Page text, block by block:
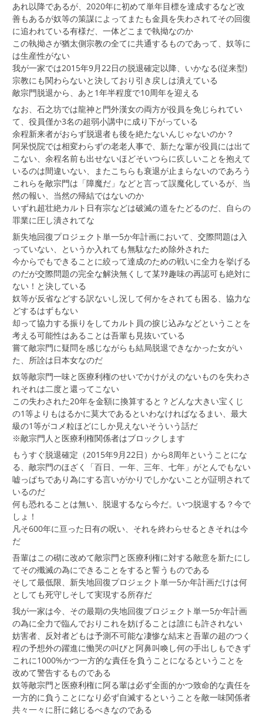
あれ以降であるが、2020年に初めて単年目標を達成するなど改
善もあるが奴等の策謀によってまたも金員を失わされてその回復
に追われている有様だ、一体どこまで執拗なのか
この執拗さが猶太側宗教の全てに共通するものであって、奴等に
は生産性がない
我が一家では2015年9月22日の脱退確定以降、いかなる(従来型)
宗教にも関わらないと決しており引き戻しは潰えている
敵宗門脱退から、あと1年半程度で10周年を迎える
なお、石之坊では龍神と門外漢女の両方が役員を免じられてい
て、役員僅か3名の超弱小講中に成り下がっている
余程新来者がおらず脱退者も後を絶たないんじゃないのか？
阿呆悦院では相変わらずの老老人事で、新たな輩が役員には出て
こない、余程名前も出せないほどそいつらに疚しいことを抱えて
いるのは間違いない、またこちらも衰退が止まらないのであろう
これらを敵宗門は「障魔だ」などと言って誤魔化しているが、当
然の報い、当然の帰結ではないのか
いずれ超壮絶カルト日有宗などは破滅の道をたどるのだ、自らの
罪業に圧し潰されてな
新失地回復プロジェクト単一5か年計画において、交際問題は入
っていない、というか入れても無駄なため除外された
今からでもできることに絞って達成のための戦いに全力を挙げる
のだが交際問題の完全な解決無くして某ｦﾀ趣味の再認可も絶対に
ない！と決している
奴等が反省などする訳ないし況して何かをされても困る、協力な
どするはずもない
却って協力する振りをしてカルト員の捩じ込みなどということを
考える可能性はあることは吾輩も見抜いている
嘗て敵宗門に疑問を感じながらも結局脱退できなかった女がい
た、所詮は日本女なのだ
奴等敵宗門一味と医療利権のせいでかけがえのないものを失わさ
れそれは二度と還ってこない
この失わされた20年を金額に換算すると？どんな大きい宝くじ
の1等よりもはるかに莫大であるといわなければなるまい、最大
級の1等がコメ粒ほどにしか見えないそういう話だ
※敵宗門人と医療利権関係者はブロックします
もうすぐ脱退確定（2015年9月22日）から8周年ということにな
る、敵宗門のほざく「百日、一年、三年、七年」がとんでもない
嘘っぱちであり為にする言いがかりでしかないことが証明されて
いるのだ
何も恐れることは無い、脱退するなら今だ。いつ脱退する？今で
しょ！
凡そ600年に亘った日有の呪い、それを終わらせるときそれは今
だ
吾輩はこの砌に改めて敵宗門と医療利権に対する敵意を新たにし
てその殲滅の為にできることをすると誓うものである
そして最低限、新失地回復プロジェクト単一5か年計画だけは何
としても死守しそして実現する所存だ
我が一家は今、その最期の失地回復プロジェクト単一5か年計画
の為に全力で臨んでおりこれを妨げることは誰にも許されない
妨害者、反対者どもは予測不可能な凄惨な結末と吾輩の超のつく
程の予想外の躍進に慟哭の叫びと阿鼻叫喚し何の手出しもできず
これに1000%かつ一方的な責任を負うことになるということを
改めて警告するものである
奴等敵宗門と医療利権に阿る輩は必ず全面的かつ致命的な責任を
一方的に負うことになり必ず自滅するということを敵一味関係者
共々一々に肝に銘じるべきなのである